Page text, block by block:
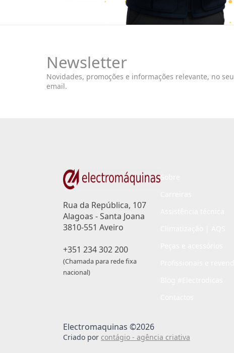
Newsletter
Novidades, promoções e informações relevante, no seu
email.
Rua da República, 107
Alagoas - Santa Joana
3810-551 Aveiro
+351 234 302 200
(Chamada para rede fixa
nacional)
Electromaquinas ©2026
Criado por contágio - agência criativa